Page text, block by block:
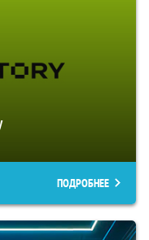
ПОДРОБНЕЕ